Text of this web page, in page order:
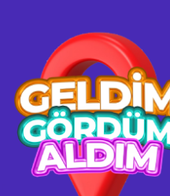
Yorumlar